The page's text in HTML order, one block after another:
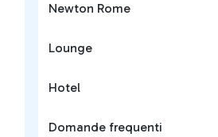
Newton Rome
Lounge
Hotel
Domande frequenti